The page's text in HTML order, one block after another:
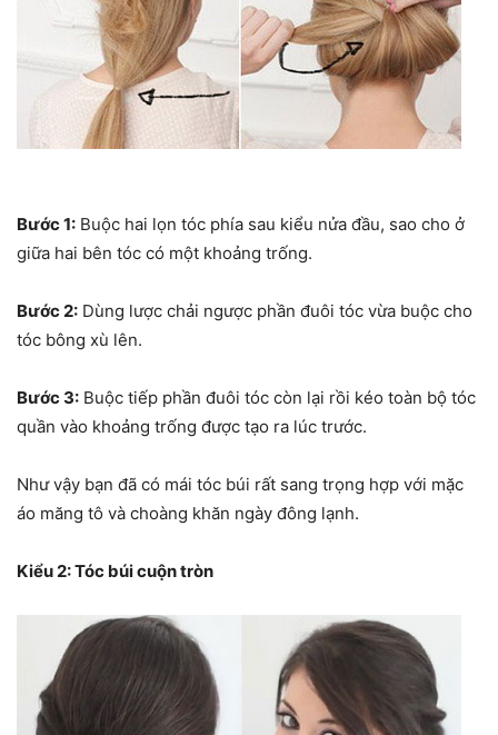
Bước 1: Buộc hai lọn tóc phía sau kiểu nửa đầu, sao cho ở
giữa hai bên tóc có một khoảng trống.
Bước 2: Dùng lược chải ngược phần đuôi tóc vừa buộc cho
tóc bông xù lên.
Bước 3: Buộc tiếp phần đuôi tóc còn lại rồi kéo toàn bộ tóc
quần vào khoảng trống được tạo ra lúc trước.
Như vậy bạn đã có mái tóc búi rất sang trọng hợp với mặc
áo măng tô và choàng khăn ngày đông lạnh.
Kiểu 2: Tóc búi cuộn tròn